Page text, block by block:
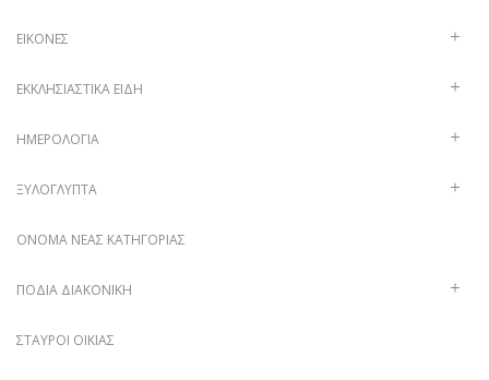
ΕΙΚΌΝΕΣ
ΕΚΚΛΗΣΙΑΣΤΙΚΆ ΕΊΔΗ
ΗΜΕΡΟΛΌΓΙΑ
ΞΥΛΌΓΛΥΠΤΑ
ΌΝΟΜΑ ΝΈΑΣ ΚΑΤΗΓΟΡΊΑΣ
ΠΟΔΙΆ ΔΙΑΚΟΝΙΚΉ
ΣΤΑΥΡΟΊ ΟΙΚΊΑΣ